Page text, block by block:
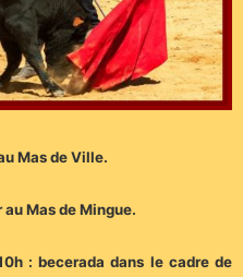
Mas de Ville.
Mas de Mingue.
: becerada dans le cadre de